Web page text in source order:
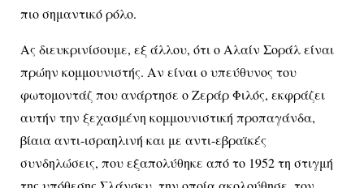
πιο σημαντικό ρόλο.
Ας διευκρινίσουμε, εξ άλλου, ότι ο Αλαίν Σοράλ είναι
πρώην κομμουνιστής. Αν είναι ο υπεύθυνος του
φωτομοντάζ που ανάρτησε ο Ζεράρ Φιλός, εκφράζει
αυτήν την ξεχασμένη κομμουνιστική προπαγάνδα,
βίαια αντι-ισραηλινή και με αντι-εβραϊκές
συνδηλώσεις, που εξαπολύθηκε από το 1952 τη στιγμή